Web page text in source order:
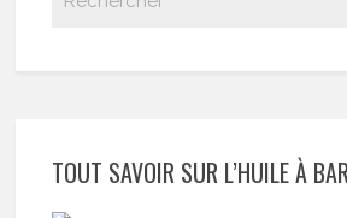
TOUT SAVOIR SUR L’HUILE À